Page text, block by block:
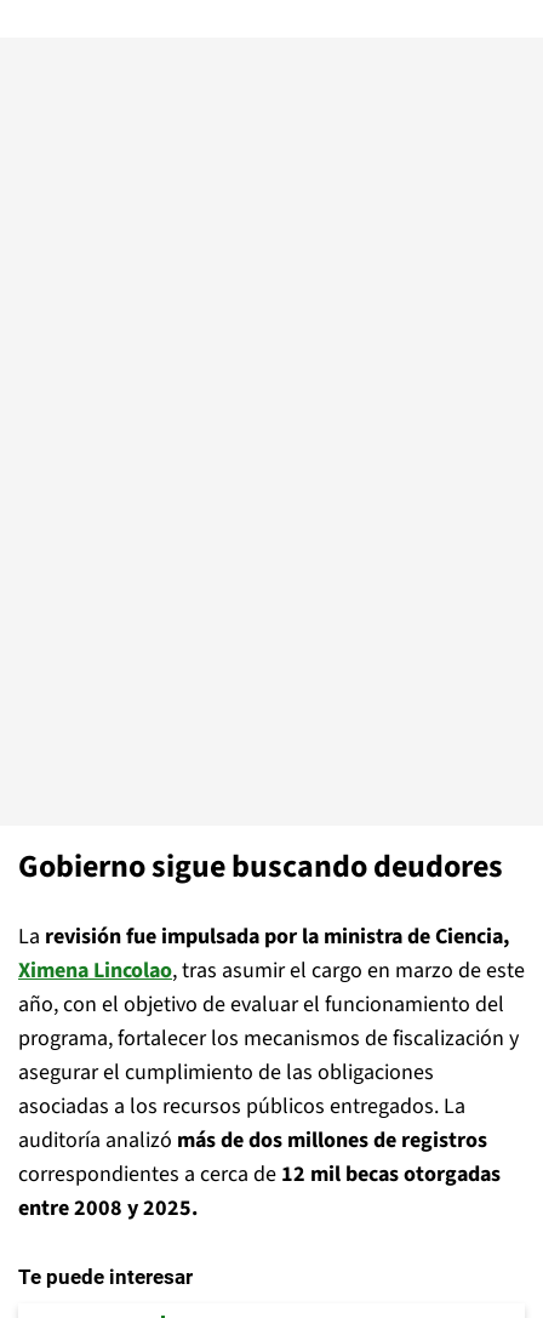
Gobierno sigue buscando deudores
La revisión fue impulsada por la ministra de Ciencia,
Ximena Lincolao, tras asumir el cargo en marzo de este
año, con el objetivo de evaluar el funcionamiento del
programa, fortalecer los mecanismos de fiscalización y
asegurar el cumplimiento de las obligaciones
asociadas a los recursos públicos entregados. La
auditoría analizó más de dos millones de registros
correspondientes a cerca de 12 mil becas otorgadas
entre 2008 y 2025.
Te puede interesar